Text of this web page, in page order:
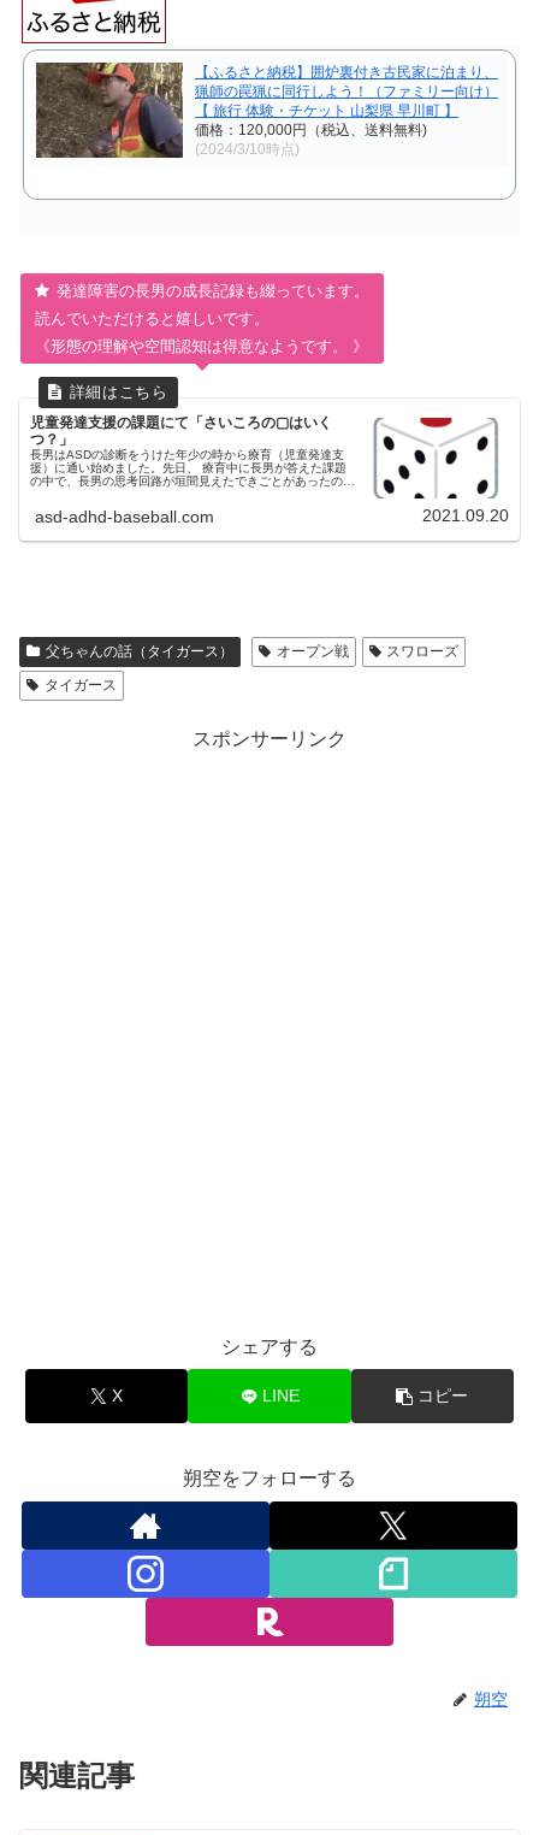
【ふるさと納税】囲炉裏付き古民家に泊まり、
猟師の罠猟に同行しよう！（ファミリー向け）
【 旅行 体験・チケット 山梨県 早川町 】
価格：120,000円（税込、送料無料)
(2024/3/10時点)
発達障害の長男の成長記録も綴っています。
読んでいただけると嬉しいです。
《形態の理解や空間認知は得意なようです。 》
児童発達支援の課題にて「さいころの▢はいく
つ？」
長男はASDの診断をうけた年少の時から療育（児童発達支
援）に通い始めました。先日、 療育中に長男が答えた課題
の中で、長男の思考回路が垣間見えたできごとがあったので
asd-adhd-baseball.com 2021.09.20
父ちゃんの話（タイガース） オープン戦
スワローズ
タイガース
スポンサーリンク
シェアする
X LINE コピー
朔空をフォローする
朔空
関連記事